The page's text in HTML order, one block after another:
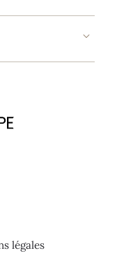
légales